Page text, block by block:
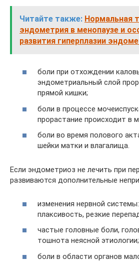
Читайте также: Нормальная
эндометрия в менопаузе и
развития гиперплазии
боли при отхождении
эндометриальный слой
прямой кишки;
боли в процессе
прорастание происходит в
боли во время полового
шейки матки и влагалища.
Если эндометриоз не лечить при
развиваются дополнительные
изменения нервной
плаксивость, резкие
частые головные боли,
тошнота неясной этиологии;
боли в области органов